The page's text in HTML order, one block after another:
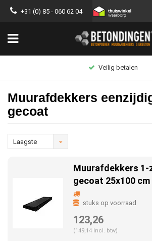
+31 (0) 85 - 060 62 04
Muurafdekkers
gecoat
Laagste
Muurafdekkers 1-
gecoat 25x100 cm
stuks op voorraad
123,26
(149,14 Incl. btw)